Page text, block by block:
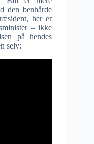
den benhårde
her er
– ikke
på hendes
selv: